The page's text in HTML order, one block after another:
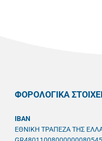
ΦΟΡΟΛΟΓΙΚΑ
IBAN
ΕΘΝΙΚΗ ΤΡΑΠΕΖΑ ΤΗΣ